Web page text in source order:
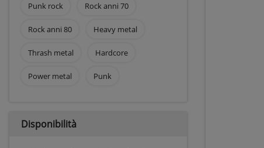
Punk rock Rock anni 70
Rock anni 80 Heavy metal
Thrash metal Hardcore
Power metal Punk
Disponibilità